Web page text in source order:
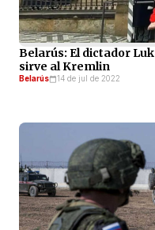
Belarús: El dictador
sirve al Kremlin
Belarús 14 de jul de 2022